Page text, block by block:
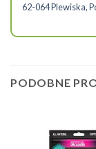
62-064 Plewiska,
PODOBNE